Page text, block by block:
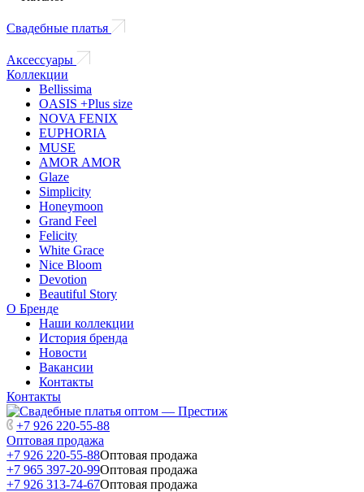
Свадебные платья
Аксессуары
Коллекции
Bellissima
OASIS +Plus size
NOVA FENIX
EUPHORIA
MUSE
AMOR AMOR
Glaze
Simplicity
Honeymoon
Grand Feel
Felicity
White Grace
Nice Bloom
Devotion
Beautiful Story
О Бренде
Наши коллекции
История бренда
Новости
Вакансии
Контакты
Контакты
+7 926 220-55-88
Оптовая продажа
+7 926 220-55-88Оптовая продажа
+7 965 397-20-99Оптовая продажа
+7 926 313-74-67Оптовая продажа